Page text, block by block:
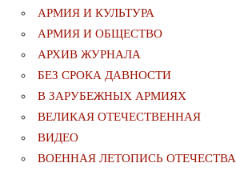
АРМИЯ И КУЛЬТУРА
АРМИЯ И ОБЩЕСТВО
АРХИВ ЖУРНАЛА
БЕЗ СРОКА ДАВНОСТИ
В ЗАРУБЕЖНЫХ АРМИЯХ
ВЕЛИКАЯ ОТЕЧЕСТВЕННАЯ
ВИДЕО
ВОЕННАЯ ЛЕТОПИСЬ ОТЕЧЕСТВА